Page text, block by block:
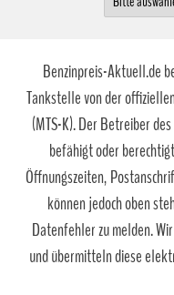
Benzinpreis-Aktuell.de
Tankstelle von der
(MTS-K). Der Betreiber
befähigt oder
Öffnungszeiten,
können jedoch oben
Datenfehler zu melden.
und übermitteln diese